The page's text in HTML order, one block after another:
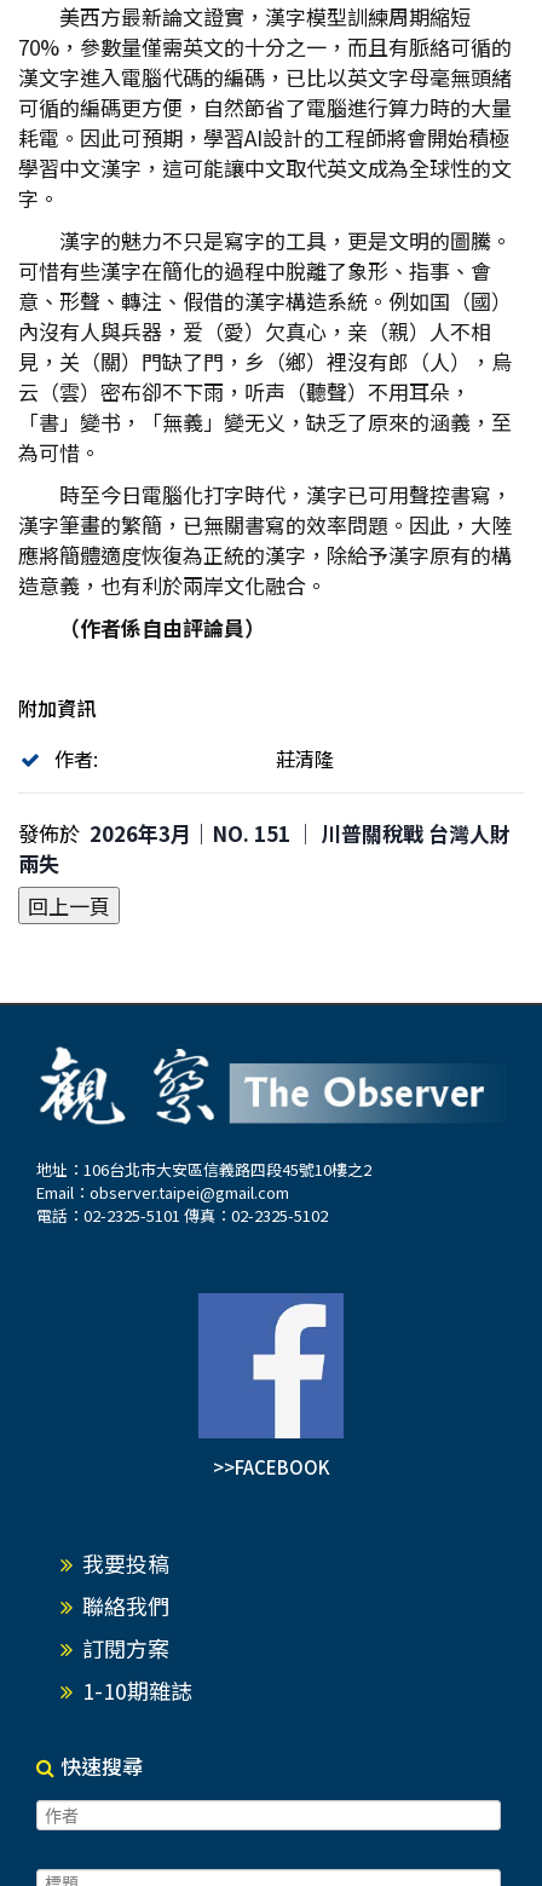
美西方最新論文證實，漢字模型訓練周期縮短
70%，參數量僅需英文的十分之一，而且有脈絡可循的
漢文字進入電腦代碼的編碼，已比以英文字母毫無頭緒
可循的編碼更方便，自然節省了電腦進行算力時的大量
耗電。因此可預期，學習AI設計的工程師將會開始積極
學習中文漢字，這可能讓中文取代英文成為全球性的文
字。
漢字的魅力不只是寫字的工具，更是文明的圖騰。
可惜有些漢字在簡化的過程中脫離了象形、指事、會
意、形聲、轉注、假借的漢字構造系統。例如国（國）
內沒有人與兵器，爱（愛）欠真心，亲（親）人不相
見，关（關）門缺了門，乡（鄉）裡沒有郎（人），烏
云（雲）密布卻不下雨，听声（聽聲）不用耳朵，
「書」變书，「無義」變无义，缺乏了原來的涵義，至
為可惜。
時至今日電腦化打字時代，漢字已可用聲控書寫，
漢字筆畫的繁簡，已無關書寫的效率問題。因此，大陸
應將簡體適度恢復為正統的漢字，除給予漢字原有的構
造意義，也有利於兩岸文化融合。
（作者係自由評論員）
附加資訊
作者:
莊清隆
發佈於 2026年3月｜NO. 151 │ 川普關稅戰 台灣人財
兩失
地址：106台北市大安區信義路四段45號10樓之2
Email： observer.taipei@gmail.com
電話：02-2325-5101 傳真：02-2325-5102
>>FACEBOOK
我要投稿
聯絡我們
訂閱方案
1-10期雜誌
快速搜尋